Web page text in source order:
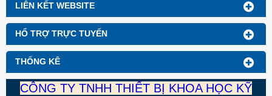
LIÊN KẾT WEBSITE
HỔ TRỢ TRỰC TUYẾN
THỐNG KÊ
CÔNG TY TNHH THIẾT BỊ KHOA HỌC KỸ